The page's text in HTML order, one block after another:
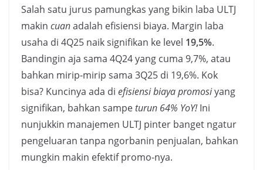
Salah satu jurus pamungkas yang bikin laba ULTJ
makin cuanadalah efisiensi biaya. Margin laba
usaha di 4Q25 naik signifikan ke level 19,5%.
Bandingin aja sama 4Q24 yang cuma 9,7%, atau
bahkan mirip-mirip sama 3Q25 di 19,6%. Kok
bisa? Kuncinya ada di efisiensi biaya promosiyang
signifikan, bahkan sampeturun 64% YoY!Ini
nunjukkin manajemen ULTJ pinter banget ngatur
pengeluaran tanpa ngorbanin penjualan, bahkan
mungkin makin efektif promo-nya.